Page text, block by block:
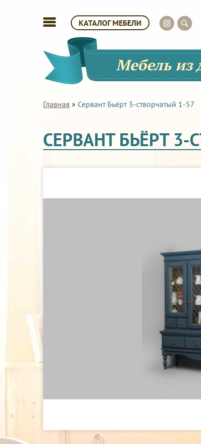
КАТАЛОГ МЕБЕЛИ
Мебель из
Главная » Сервант Бьёрт 3-створчатый 1-57
СЕРВАНТ БЬЁРТ